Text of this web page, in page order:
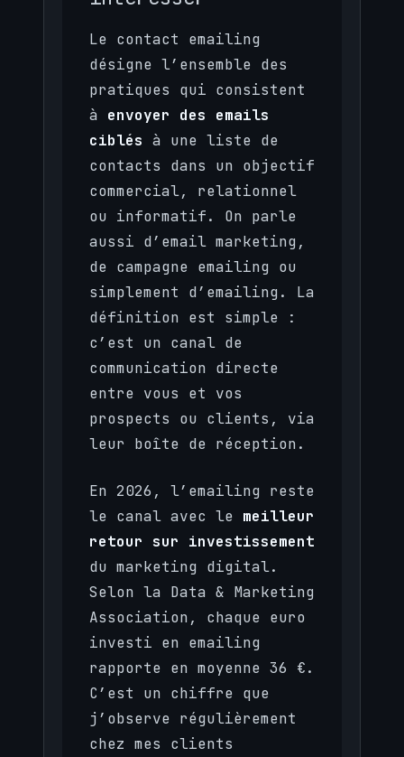
Le contact emailing
désigne l’ensemble des
pratiques qui consistent
à envoyer des emails
ciblés à une liste de
contacts dans un objectif
commercial, relationnel
ou informatif. On parle
aussi d’email marketing,
de campagne emailing ou
simplement d’emailing. La
définition est simple :
c’est un canal de
communication directe
entre vous et vos
prospects ou clients, via
leur boîte de réception.
En 2026, l’emailing reste
le canal avec le meilleur
retour sur investissement
du marketing digital.
Selon la Data & Marketing
Association, chaque euro
investi en emailing
rapporte en moyenne 36 €.
C’est un chiffre que
j’observe régulièrement
chez mes clients